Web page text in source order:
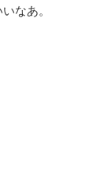
なあ。